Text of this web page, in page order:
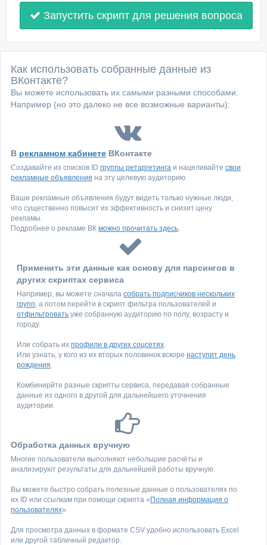
Запустить скрипт для решения вопроса
Как использовать собранные данные из
ВКонтакте?
Вы можете использовать их самыми разными способами.
Например (но это далеко не все возможные варианты):
В рекламном кабинете ВКонтакте
Создавайте из списков ID группы ретаргетинга и нацеливайте свои
рекламные объявления на эту целевую аудиторию
Ваши рекламные объявления будут видеть только нужные люди,
что существенно повысит их эффективность и снизит цену
рекламы.
Подробнее о рекламе ВК можно прочитать здесь.
Применить эти данные как основу для парсингов в
других скриптах сервиса
Например, вы можете сначала собрать подписчиков нескольких
групп, а потом перейти в скрипт фильтра пользователей и
отфильтровать уже собранную аудиторию по полу, возрасту и
городу.
Или собрать их профили в других соцсетях.
Или узнать, у кого из их вторых половинок вскоре наступит день
рождения.
Комбинирйте разные скрипты сервиса, передавая собранные
данные из одного в другой для дальнейшего уточнения
аудитории.
Обработка данных вручную
Многие пользователи выполняют небольшие расчёты и
анализируют результаты для дальнейшей работы вручную.
Вы можете быстро собрать полезные данные о пользователях по
их ID или ссылкам при помощи скрипта « Полная информация о
пользователях».
Для просмотра данных в формате CSV удобно использовать Excel
или другой табличный редактор.